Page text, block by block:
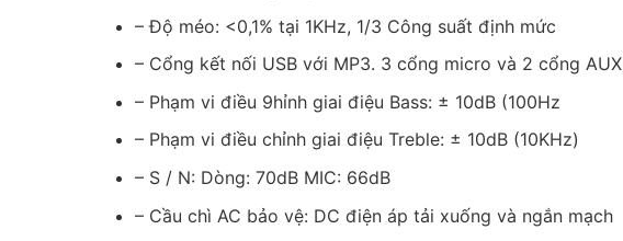
– Độ méo: <0,1% tại 1KHz, 1/3 Công suất định mức
– Cổng kết nối USB với MP3. 3 cổng micro và 2 cổng
– Phạm vi điều 9hỉnh giai điệu Bass: ± 10dB (100Hz
– Phạm vi điều chỉnh giai điệu Treble: ± 10dB (10KHz)
– S / N: Dòng: 70dB MIC: 66dB
– Cầu chì AC bảo vệ: DC điện áp tải xuống và ngắn mạch